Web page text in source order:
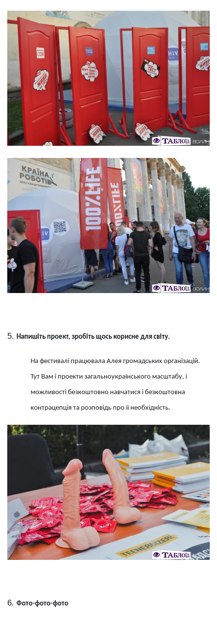
Напишіть проект, зробіть щось корисне для світу.
На фестивалі працювала Алея громадських організацій.
Тут Вам і проекти загальноукраїнського масштабу, і
можливості безкоштовно навчатися і безкоштовна
контрацепція та розповідь про її необхідність.
Фото-фото-фото